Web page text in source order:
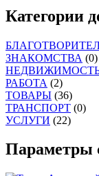
Категории
ЗНАКОМСТВА (0)
РАБОТА (2)
ТОВАРЫ (36)
ТРАНСПОРТ (0)
УСЛУГИ (22)
Параметры